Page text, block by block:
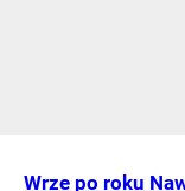
Wrze po roku